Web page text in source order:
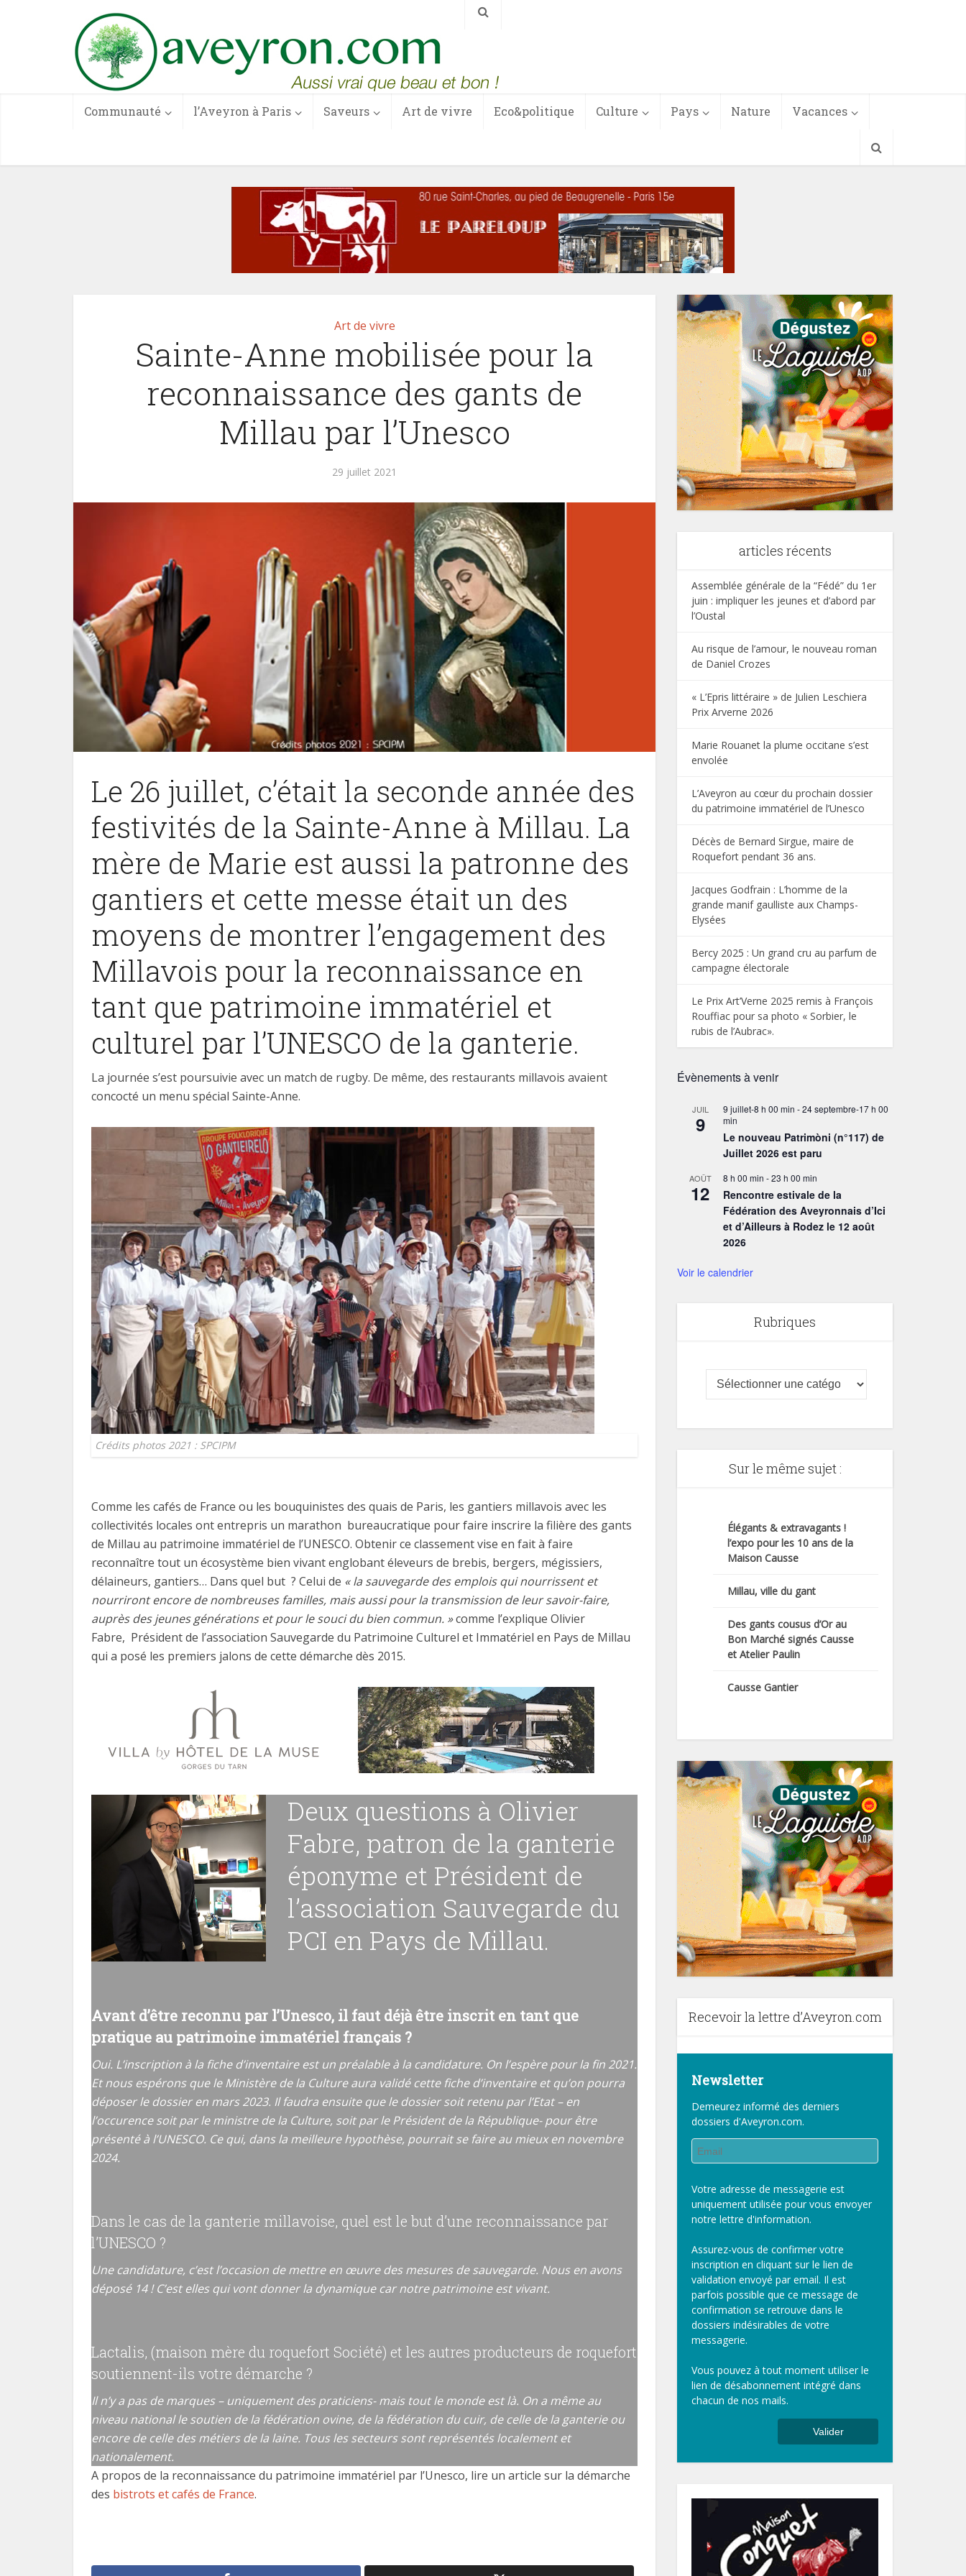
Communauté l’Aveyron à Paris Saveurs Art de vivre Eco&politique Culture Pays Nature Vacances
Art de vivre
Sainte-Anne mobilisée pour la
reconnaissance des gants de
Millau par l’Unesco
29 juillet 2021
Le 26 juillet, c’était la seconde année des
festivités de la Sainte-Anne à Millau. La
mère de Marie est aussi la patronne des
gantiers et cette messe était un des
moyens de montrer l’engagement des
Millavois pour la reconnaissance en
tant que patrimoine immatériel et
culturel par l’UNESCO de la ganterie.
La journée s’est poursuivie avec un match de rugby. De même, des restaurants millavois avaient
concocté un menu spécial Sainte-Anne.
Crédits photos 2021 : SPCIPM
Comme les cafés de France ou les bouquinistes des quais de Paris, les gantiers millavois avec les
collectivités locales ont entrepris un marathon bureaucratique pour faire inscrire la filière des gants
de Millau au patrimoine immatériel de l’UNESCO. Obtenir ce classement vise en fait à faire
reconnaître tout un écosystème bien vivant englobant éleveurs de brebis, bergers, mégissiers,
délaineurs, gantiers… Dans quel but ? Celui de « la sauvegarde des emplois qui nourrissent et
nourriront encore de nombreuses familles, mais aussi pour la transmission de leur savoir-faire,
auprès des jeunes générations et pour le souci du bien commun. »comme l’explique Olivier
Fabre, Président de l’association Sauvegarde du Patrimoine Culturel et Immatériel en Pays de Millau
qui a posé les premiers jalons de cette démarche dès 2015.
Deux questions à Olivier
Fabre, patron de la ganterie
éponyme et Président de
l’association Sauvegarde du
PCI en Pays de Millau.
Avant d’être reconnu par l’Unesco, il faut déjà être inscrit en tant que
pratique au patrimoine immatériel français ?
Oui. L’inscription à la fiche d’inventaire est un préalable à la candidature. On l’espère pour la fin 2021.
Et nous espérons que le Ministère de la Culture aura validé cette fiche d’inventaire et qu’on pourra
déposer le dossier en mars 2023. Il faudra ensuite que le dossier soit retenu par l’Etat – en
l’occurence soit par le ministre de la Culture, soit par le Président de la République- pour être
présenté à l’UNESCO. Ce qui, dans la meilleure hypothèse, pourrait se faire au mieux en novembre
2024.
Dans le cas de la ganterie millavoise, quel est le but d’une reconnaissance par
l’UNESCO ?
Une candidature, c’est l’occasion de mettre en œuvre des mesures de sauvegarde. Nous en avons
déposé 14 ! C’est elles qui vont donner la dynamique car notre patrimoine est vivant.
Lactalis, (maison mère du roquefort Société) et les autres producteurs de roquefort
soutiennent-ils votre démarche ?
Il n’y a pas de marques – uniquement des praticiens- mais tout le monde est là. On a même au
niveau national le soutien de la fédération ovine, de la fédération du cuir, de celle de la ganterie ou
encore de celle des métiers de la laine. Tous les secteurs sont représentés localement et
nationalement.
A propos de la reconnaissance du patrimoine immatériel par l’Unesco, lire un article sur la démarche
des bistrots et cafés de France.
articles récents
Assemblée générale de la “Fédé” du 1er
juin : impliquer les jeunes et d’abord par
l’Oustal
Au risque de l’amour, le nouveau roman
de Daniel Crozes
« L’Epris littéraire » de Julien Leschiera
Prix Arverne 2026
Marie Rouanet la plume occitane s’est
envolée
L’Aveyron au cœur du prochain dossier
du patrimoine immatériel de l’Unesco
Décès de Bernard Sirgue, maire de
Roquefort pendant 36 ans.
Jacques Godfrain : L’homme de la
grande manif gaulliste aux Champs-
Elysées
Bercy 2025 : Un grand cru au parfum de
campagne électorale
Le Prix Art’Verne 2025 remis à François
Rouffiac pour sa photo « Sorbier, le
rubis de l’Aubrac».
Évènements à venir
JUIL
9
9 juillet-8 h 00 min -24 septembre-17 h 00
min
Le nouveau Patrimòni (n°117) de
Juillet 2026 est paru
AOÛT
12
8 h 00 min -23 h 00 min
Rencontre estivale de la
Fédération des Aveyronnais d’Ici
et d’Ailleurs à Rodez le 12 août
2026
Voir le calendrier
Rubriques
Sur le même sujet :
Élégants & extravagants !
l’expo pour les 10 ans de la
Maison Causse
Millau, ville du gant
Des gants cousus d’Or au
Bon Marché signés Causse
et Atelier Paulin
Causse Gantier
Recevoir la lettre d’Aveyron.com
Newsletter
Demeurez informé des derniers
dossiers d'Aveyron.com.
Votre adresse de messagerie est
uniquement utilisée pour vous envoyer
notre lettre d'information.
Assurez-vous de confirmer votre
inscription en cliquant sur le lien de
validation envoyé par email. Il est
parfois possible que ce message de
confirmation se retrouve dans le
dossiers indésirables de votre
messagerie.
Vous pouvez à tout moment utiliser le
lien de désabonnement intégré dans
chacun de nos mails.